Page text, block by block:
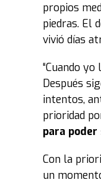
propios
piedras. El
vivió días
“Cuando
Después
intentos,
prioridad
para
Con la
un